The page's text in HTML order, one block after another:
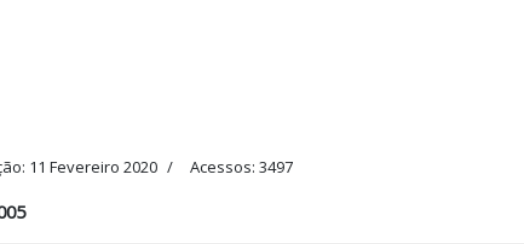
11 Fevereiro 2020 Acessos: 3497